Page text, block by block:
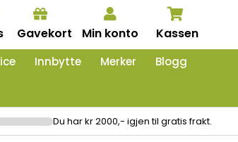
Gavekort Min konto Kassen
Innbytte Merker Blogg
Du har kr 2000,- igjen til gratis frakt.